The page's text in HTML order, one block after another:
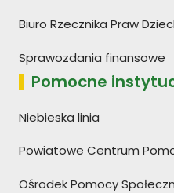
Biuro Rzecznika Praw
Sprawozdania finansowe
Pomocne
Niebieska linia
Powiatowe Centrum
Ośrodek Pomocy